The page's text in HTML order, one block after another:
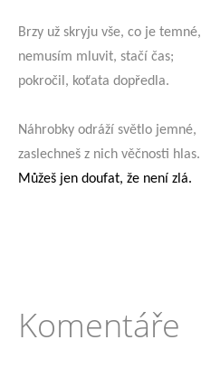
Brzy už skryju vše, co je temné,
nemusím mluvit, stačí čas;
pokročil, koťata dopředla.
Náhrobky odráží světlo jemné,
zaslechneš z nich věčnosti hlas.
Můžeš jen doufat, že není zlá.
Komentáře